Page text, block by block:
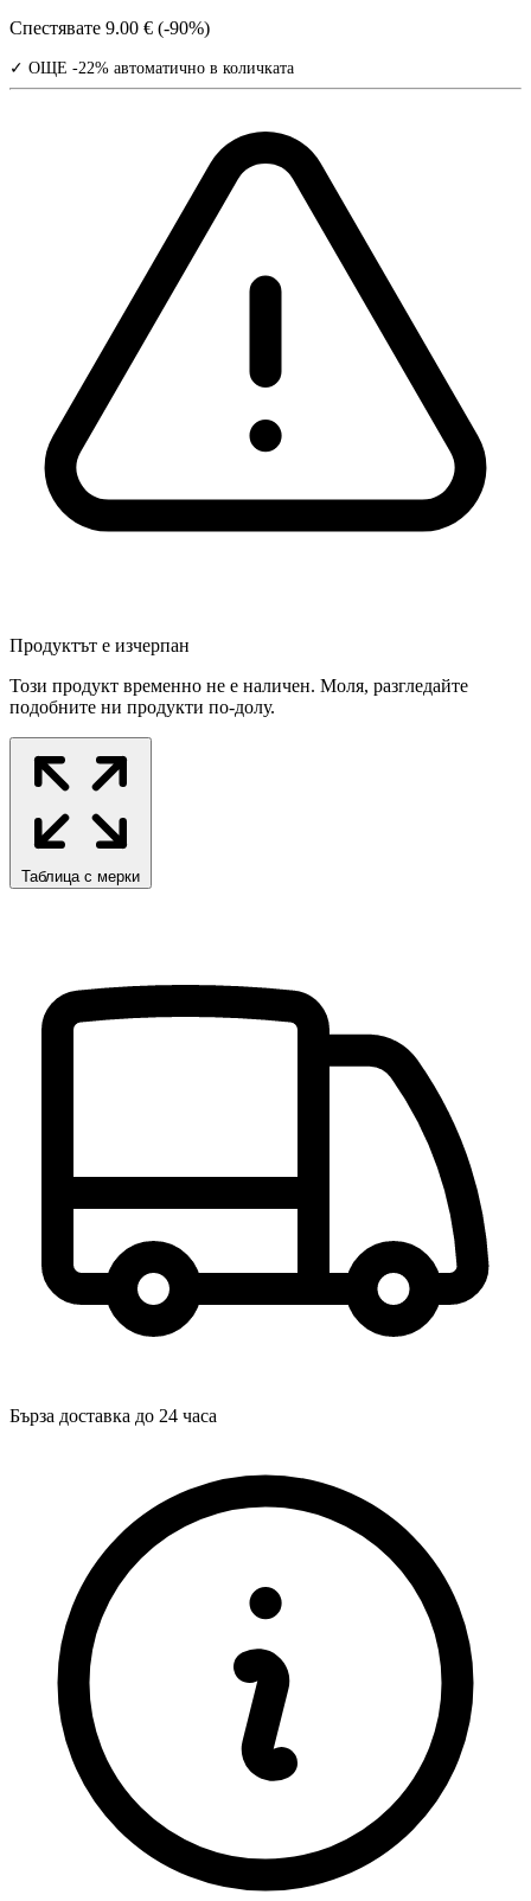
Спестявате 9.00 € (-90%)
✓ ОЩЕ -22% автоматично в количката
Продуктът е изчерпан
Този продукт временно не е наличен. Моля, разгледайте
подобните ни продукти по-долу.
Таблица с мерки
Бърза доставка до 24 часа